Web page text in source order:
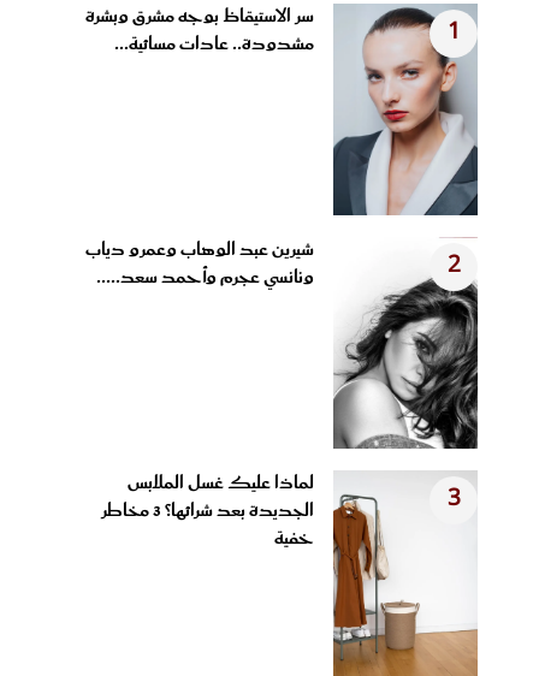
1
سر الاستيقاظ بوجه مشرق وبشرة
مشدودة.. عادات مسائية...
2
شيرين عبد الوهاب وعمرو دياب
ونانسي عجرم وأحمد سعد.....
3
لماذا عليك غسل الملابس
الجديدة بعد شرائها؟ 3 مخاطر
خفية